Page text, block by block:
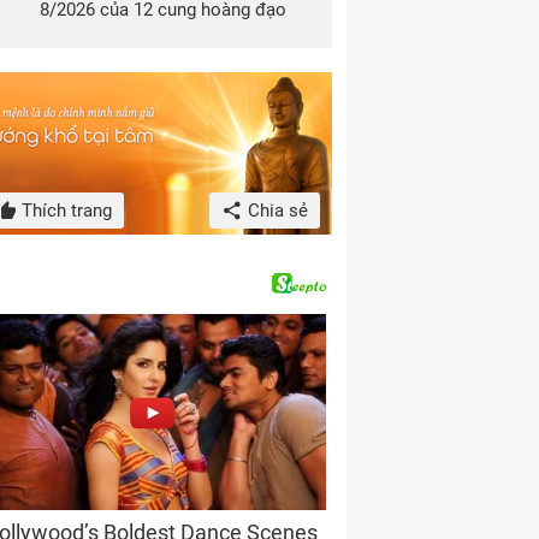
8/2026 của 12 cung hoàng đạo
Thích trang Chia sẻ